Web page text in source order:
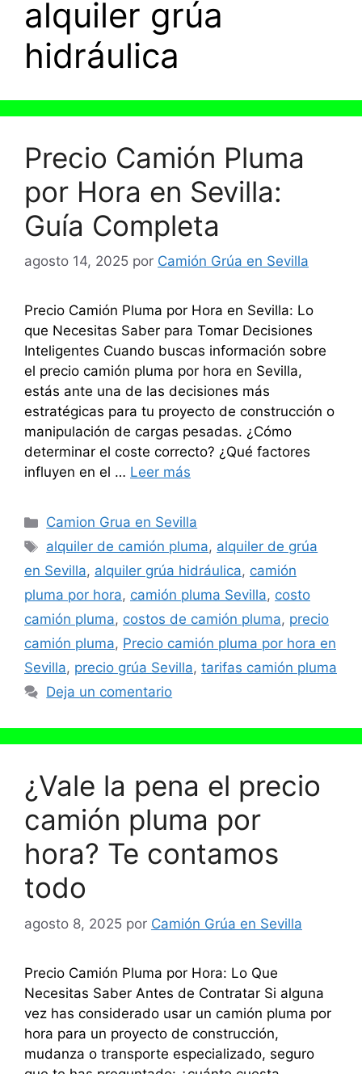
alquiler grúa
hidráulica
Precio Camión Pluma
por Hora en Sevilla:
Guía Completa
agosto 14, 2025 por Camión Grúa en Sevilla
Precio Camión Pluma por Hora en Sevilla: Lo
que Necesitas Saber para Tomar Decisiones
Inteligentes Cuando buscas información sobre
el precio camión pluma por hora en Sevilla,
estás ante una de las decisiones más
estratégicas para tu proyecto de construcción o
manipulación de cargas pesadas. ¿Cómo
determinar el coste correcto? ¿Qué factores
influyen en el … Leer más
Categorías
Camion Grua en Sevilla
Etiquetas
alquiler de camión pluma, alquiler de grúa
en Sevilla, alquiler grúa hidráulica, camión
pluma por hora, camión pluma Sevilla, costo
camión pluma, costos de camión pluma, precio
camión pluma, Precio camión pluma por hora en
Sevilla, precio grúa Sevilla, tarifas camión pluma
Deja un comentario
¿Vale la pena el precio
camión pluma por
hora? Te contamos
todo
agosto 8, 2025 por Camión Grúa en Sevilla
Precio Camión Pluma por Hora: Lo Que
Necesitas Saber Antes de Contratar Si alguna
vez has considerado usar un camión pluma por
hora para un proyecto de construcción,
mudanza o transporte especializado, seguro